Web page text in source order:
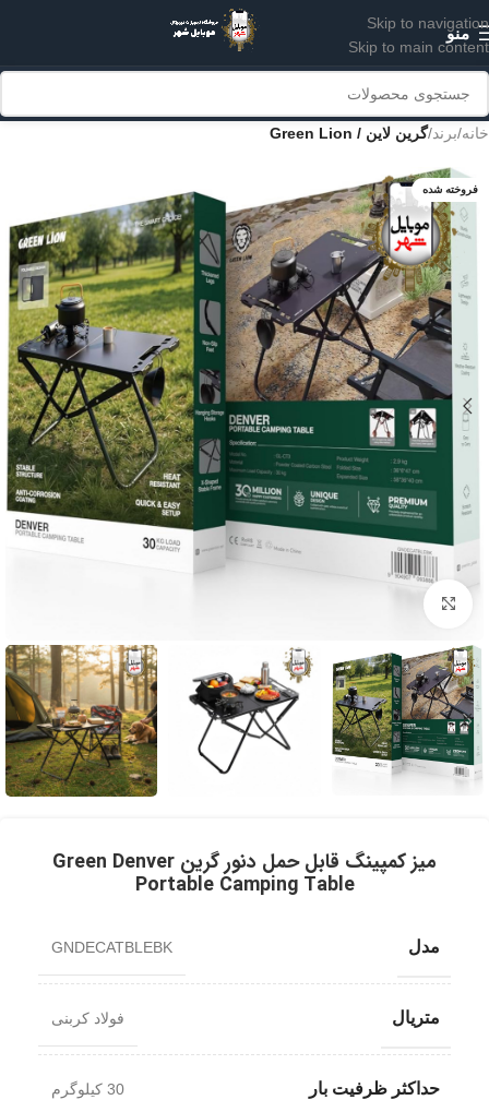
Skip to navigation
Skip to main content
منو
خانه برند گرین لاین / Green Lion
فروخته شده
میز کمپینگ قابل حمل دنور گرین Green Denver
Portable Camping Table
مدل GNDECATBLEBK
متریال فولاد کربنی
حداکثر ظرفیت بار 30 کیلوگرم